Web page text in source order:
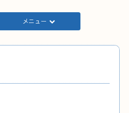
メニュー